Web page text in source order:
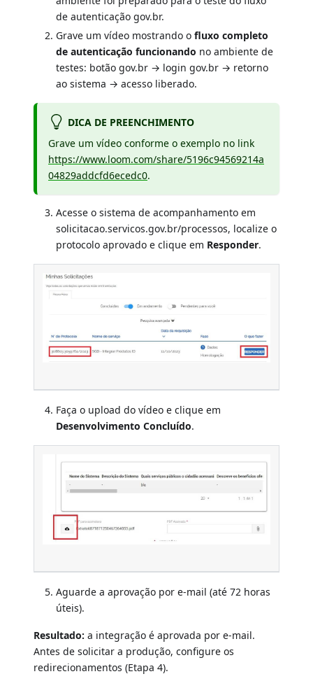
de autenticação gov.br.
Grave um vídeo mostrando o fluxo completo
de autenticação funcionando no ambiente de
testes: botão gov.br → login gov.br → retorno
ao sistema → acesso liberado.
DICA DE PREENCHIMENTO
Grave um vídeo conforme o exemplo no link
https://www.loom.com/share/5196c94569214a
04829addcfd6ecedc0.
Acesse o sistema de acompanhamento em
solicitacao.servicos.gov.br/processos, localize o
protocolo aprovado e clique em Responder.
Faça o upload do vídeo e clique em
Desenvolvimento Concluído.
Aguarde a aprovação por e-mail (até 72 horas
úteis).
Resultado: a integração é aprovada por e-mail.
Antes de solicitar a produção, configure os
redirecionamentos (Etapa 4).